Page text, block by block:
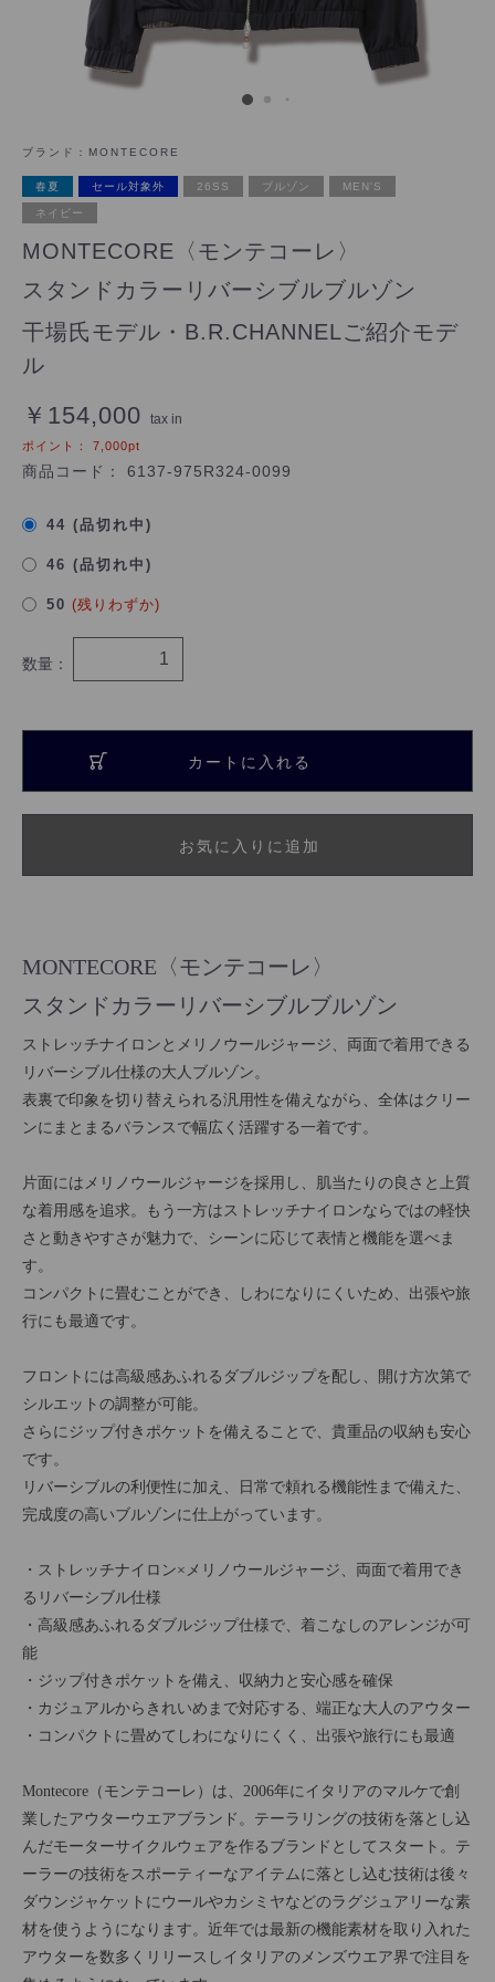
ブランド： MONTECORE
春夏 セール対象外 26SS ブルゾン MEN'S
ネイビー
MONTECORE〈モンテコーレ〉
スタンドカラーリバーシブルブルゾン
干場氏モデル・B.R.CHANNELご紹介モデ
ル
￥154,000 tax in
ポイント： 7,000pt
商品コード： 6137-975R324-0099
44 (品切れ中)
46 (品切れ中)
50 (残りわずか)
数量：
カートに入れる
お気に入りに追加
MONTECORE〈モンテコーレ〉
スタンドカラーリバーシブルブルゾン
ストレッチナイロンとメリノウールジャージ、両面で着用できる
リバーシブル仕様の大人ブルゾン。
表裏で印象を切り替えられる汎用性を備えながら、全体はクリー
ンにまとまるバランスで幅広く活躍する一着です。
片面にはメリノウールジャージを採用し、肌当たりの良さと上質
な着用感を追求。もう一方はストレッチナイロンならではの軽快
さと動きやすさが魅力で、シーンに応じて表情と機能を選べま
す。
コンパクトに畳むことができ、しわになりにくいため、出張や旅
行にも最適です。
フロントには高級感あふれるダブルジップを配し、開け方次第で
シルエットの調整が可能。
さらにジップ付きポケットを備えることで、貴重品の収納も安心
です。
リバーシブルの利便性に加え、日常で頼れる機能性まで備えた、
完成度の高いブルゾンに仕上がっています。
・ストレッチナイロン×メリノウールジャージ、両面で着用でき
るリバーシブル仕様
・高級感あふれるダブルジップ仕様で、着こなしのアレンジが可
能
・ジップ付きポケットを備え、収納力と安心感を確保
・カジュアルからきれいめまで対応する、端正な大人のアウター
・コンパクトに畳めてしわになりにくく、出張や旅行にも最適
Montecore（モンテコーレ）は、2006年にイタリアのマルケで創
業したアウターウエアブランド。テーラリングの技術を落とし込
んだモーターサイクルウェアを作るブランドとしてスタート。テ
ーラーの技術をスポーティーなアイテムに落とし込む技術は後々
ダウンジャケットにウールやカシミヤなどのラグジュアリーな素
材を使うようになります。近年では最新の機能素材を取り入れた
アウターを数多くリリースしイタリアのメンズウエア界で注目を